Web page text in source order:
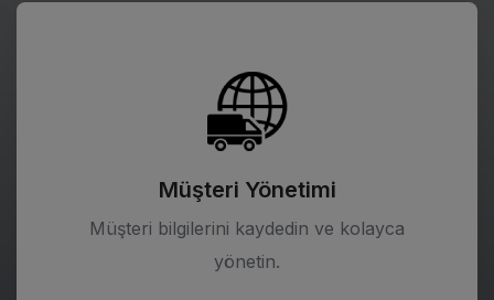
Müşteri Yönetimi
Müşteri bilgilerini kaydedin ve kolayca
yönetin.